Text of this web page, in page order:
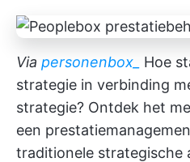
Via personenbox_
Hoe
strategie in verbinding
strategie? Ontdek het
een
traditionele strategische